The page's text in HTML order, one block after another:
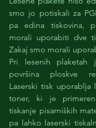
smo jo potiskali za
pa edina tiskovina,
morali uporabiti dve
Zakaj smo morali
Pri lesenih
površina ploskve
Laserski tisk uporablja
toner, ki je
tiskanje pisarniških
pa lahko laserski